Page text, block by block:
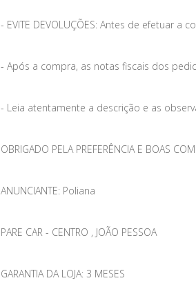
- EVITE DEVOLUÇÕES: Antes de efetuar
- Após a compra, as notas fiscais dos
- Leia atentamente a descrição e as
OBRIGADO PELA PREFERÊNCIA E BOAS
ANUNCIANTE: Poliana
PARE CAR - CENTRO , JOÃO PESSOA
GARANTIA DA LOJA: 3 MESES